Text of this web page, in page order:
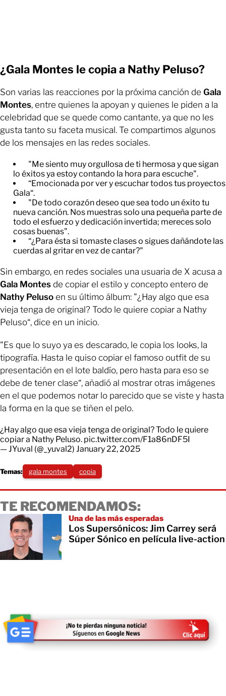
¿Gala Montes le copia a Nathy Peluso?
Son varias las reacciones por la próxima canción de Gala
Montes, entre quienes la apoyan y quienes le piden a la
celebridad que se quede como cantante, ya que no les
gusta tanto su faceta musical. Te compartimos algunos
de los mensajes en las redes sociales.
"Me siento muy orgullosa de ti hermosa y que sigan
lo éxitos ya estoy contando la hora para escuche".
“Emocionada por ver y escuchar todos tus proyectos
Gala“.
"De todo corazón deseo que sea todo un éxito tu
nueva canción. Nos muestras solo una pequeña parte de
todo el esfuerzo y dedicación invertida; mereces solo
cosas buenas".
“¿Para ésta si tomaste clases o sigues dañándote las
cuerdas al gritar en vez de cantar?"
Sin embargo, en redes sociales una usuaria de X acusa a
Gala Montes de copiar el estilo y concepto entero de
Nathy Peluso en su último álbum: "¿Hay algo que esa
vieja tenga de original? Todo le quiere copiar a Nathy
Peluso“, dice en un inicio.
"Es que lo suyo ya es descarado, le copia los looks, la
tipografía. Hasta le quiso copiar el famoso outfit de su
presentación en el lote baldío, pero hasta para eso se
debe de tener clase“, añadió al mostrar otras imágenes
en el que podemos notar lo parecido que se viste y hasta
la forma en la que se tiñen el pelo.
¿Hay algo que esa vieja tenga de original? Todo le quiere
copiar a Nathy Peluso. pic.twitter.com/F1a86nDF5I
— JYuval (@_yuval2) January 22, 2025
Temas: gala montes copia
TE RECOMENDAMOS:
Una de las más esperadas
Los Supersónicos: Jim Carrey será
Súper Sónico en película live-action